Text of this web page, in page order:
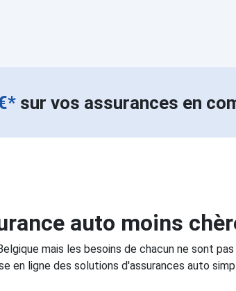
sur vos assurances en
auto moins
mais les besoins de chacun ne sont
en ligne des solutions d'assurances auto